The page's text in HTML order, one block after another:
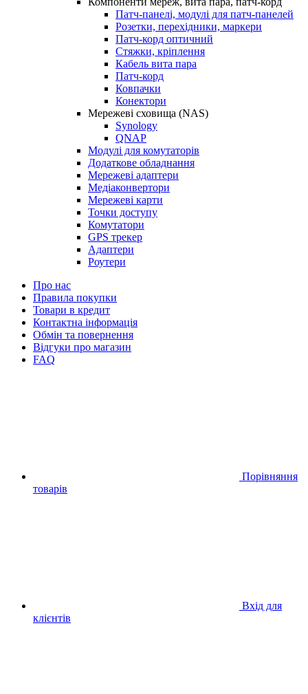
Патч-панелі, модулі для патч-панелей
Розетки, перехідники, маркери
Патч-корд оптичний
Стяжки, кріплення
Кабель вита пара
Патч-корд
Ковпачки
Конектори
Мережеві сховища (NAS)
Synology
QNAP
Модулі для комутаторів
Додаткове обладнання
Мережеві адаптери
Медіаконвертори
Мережеві карти
Точки доступу
Комутатори
GPS трекер
Адаптери
Роутери
Про нас
Правила покупки
Товари в кредит
Контактна інформація
Обмін та повернення
Відгуки про магазин
FAQ
Порівняння
товарів
Вхід для
клієнтів